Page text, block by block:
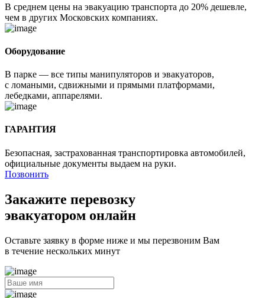
В среднем цены на эвакуацию транспорта до 20% дешевле,
чем в других Московских компаниях.
Оборудование
В парке — все типы манипуляторов и эвакуаторов,
с ломаными, сдвижными и прямыми платформами,
лебедками, аппарелями.
ГАРАНТИЯ
Безопасная, застрахованная транспортировка автомобилей,
официальные документы выдаем на руки.
Позвонить
Закажите перевозку
эвакуатором онлайн
Оставьте заявку в форме ниже и мы перезвоним Вам
в течение нескольких минут